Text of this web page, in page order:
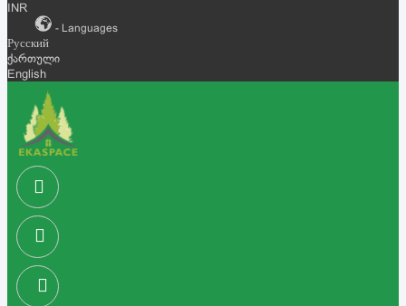
INR
- Languages
Русский
ქართული
English